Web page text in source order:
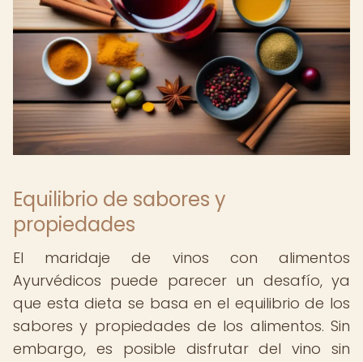
Equilibrio de sabores y
propiedades
El maridaje de vinos con alimentos
Ayurvédicos puede parecer un desafío, ya
que esta dieta se basa en el equilibrio de los
sabores y propiedades de los alimentos. Sin
embargo, es posible disfrutar del vino sin